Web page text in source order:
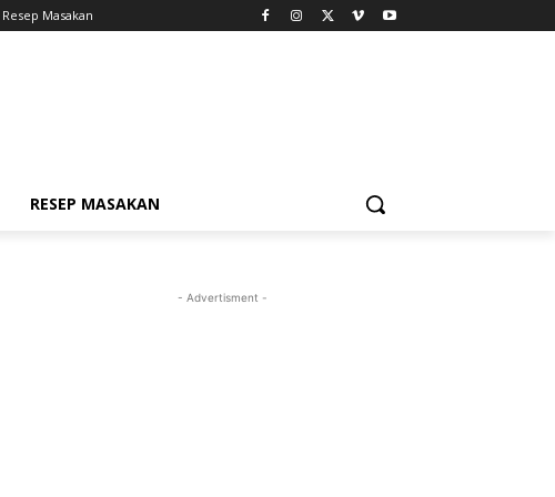
Resep Masakan
RESEP MASAKAN
- Advertisment -